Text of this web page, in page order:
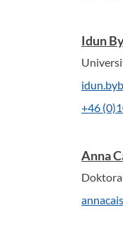
Idun
+46
Anna